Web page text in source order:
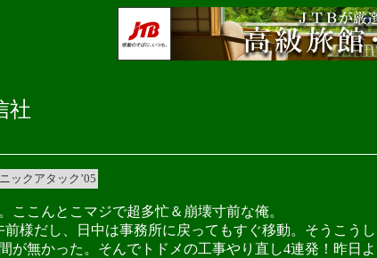
社
ックアタック’05
こんとこマジで超多忙＆崩壊寸前な俺。
様だし、日中は事務所に戻ってもすぐ移動。そうこう
が無かった。そんでトドメの工事やり直し4連発！昨日